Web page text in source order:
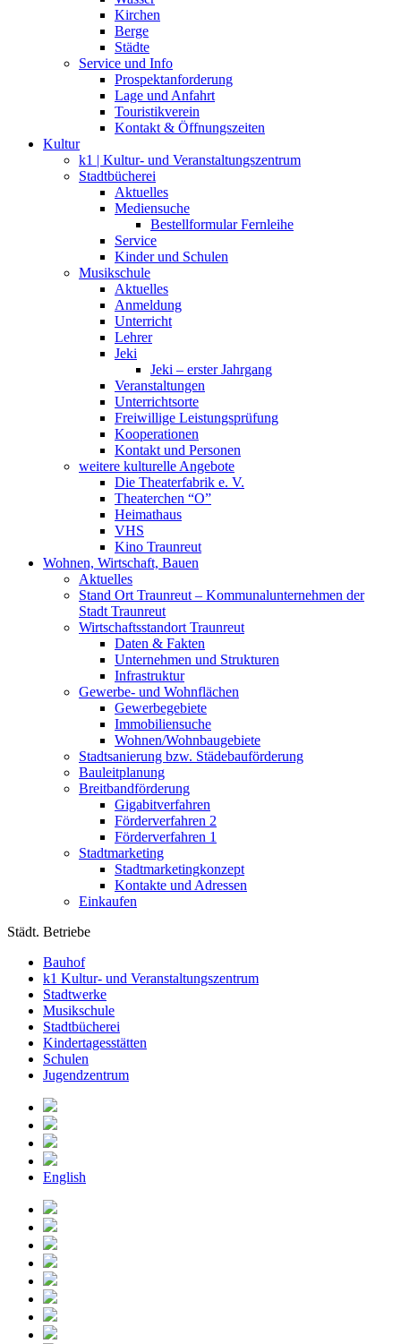
Kirchen
Berge
Städte
Service und Info
Prospektanforderung
Lage und Anfahrt
Touristikverein
Kontakt & Öffnungszeiten
Kultur
k1 | Kultur- und Veranstaltungszentrum
Stadtbücherei
Aktuelles
Mediensuche
Bestellformular Fernleihe
Service
Kinder und Schulen
Musikschule
Aktuelles
Anmeldung
Unterricht
Lehrer
Jeki
Jeki – erster Jahrgang
Veranstaltungen
Unterrichtsorte
Freiwillige Leistungsprüfung
Kooperationen
Kontakt und Personen
weitere kulturelle Angebote
Die Theaterfabrik e. V.
Theaterchen “O”
Heimathaus
VHS
Kino Traunreut
Wohnen, Wirtschaft, Bauen
Aktuelles
Stand Ort Traunreut – Kommunalunternehmen der
Stadt Traunreut
Wirtschaftsstandort Traunreut
Daten & Fakten
Unternehmen und Strukturen
Infrastruktur
Gewerbe- und Wohnflächen
Gewerbegebiete
Immobiliensuche
Wohnen/Wohnbaugebiete
Stadtsanierung bzw. Städebauförderung
Bauleitplanung
Breitbandförderung
Gigabitverfahren
Förderverfahren 2
Förderverfahren 1
Stadtmarketing
Stadtmarketingkonzept
Kontakte und Adressen
Einkaufen
Städt. Betriebe
Bauhof
k1 Kultur- und Veranstaltungszentrum
Stadtwerke
Musikschule
Stadtbücherei
Kindertagesstätten
Schulen
Jugendzentrum
English